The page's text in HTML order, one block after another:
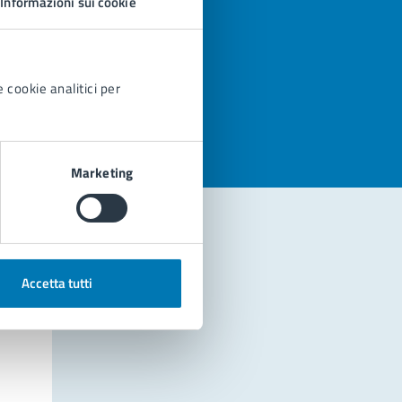
cookie analitici per
Marketing
Accetta tutti